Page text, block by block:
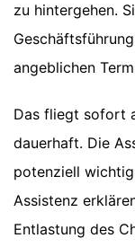
zu hintergehen.
angeblichen
Das fliegt sofort
dauerhaft. Die
potenziell
Assistenz
Entlastung des